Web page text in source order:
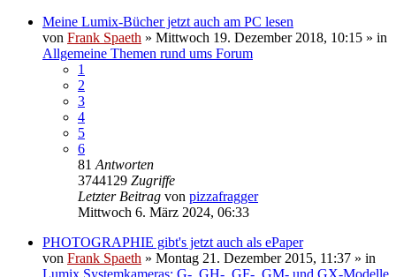
Meine Lumix-Bücher jetzt auch am PC lesen
von Frank Spaeth » Mittwoch 19. Dezember 2018, 10:15 » in
Allgemeine Themen rund ums Forum
1
2
3
4
5
6
81 Antworten
3744129 Zugriffe
Letzter Beitrag von pizzafragger
Mittwoch 6. März 2024, 06:33
PHOTOGRAPHIE gibt's jetzt auch als ePaper
von Frank Spaeth » Montag 21. Dezember 2015, 11:37 » in
Lumix Systemkameras: G-, GH-, GF-, GM- und GX-Modelle